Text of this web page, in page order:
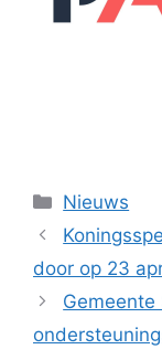
Categorieën
Nieuws
door op 23